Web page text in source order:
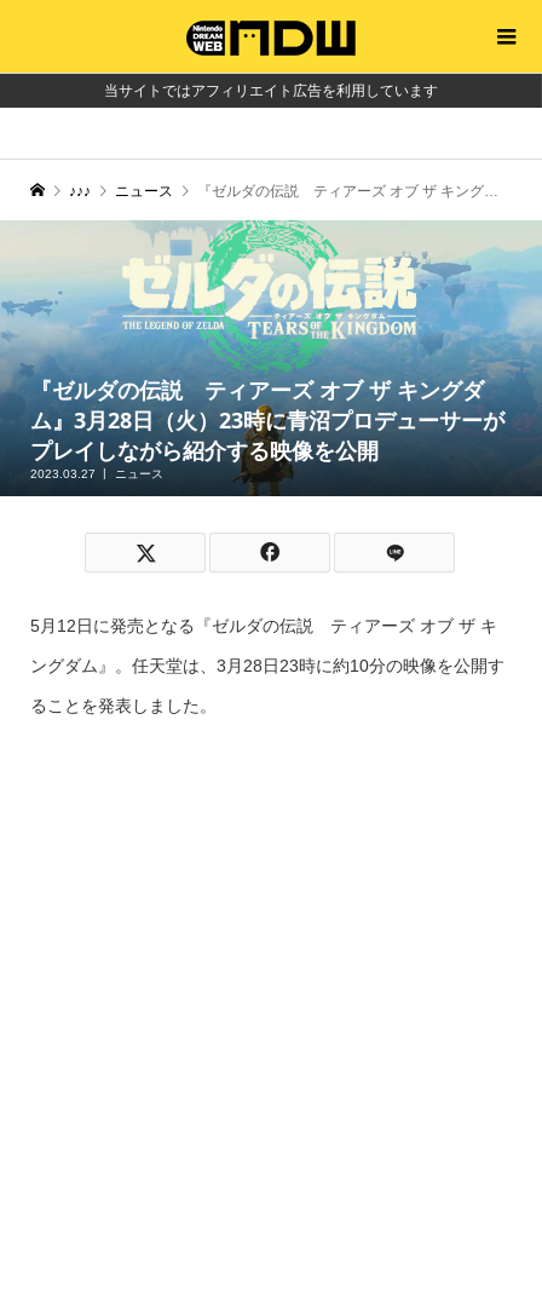
当サイトではアフィリエイト広告を利用しています
♪♪♪ ニュース 『ゼルダの伝説 ティアーズ オブ ザ キングダム』3月28日（火）23時に青沼プロデューサーがプレイしながら紹介する映像を公開
『ゼルダの伝説 ティアーズ オブ ザ キングダ
ム』3月28日（火）23時に青沼プロデューサーが
プレイしながら紹介する映像を公開
2023.03.27 ニュース
5月12日に発売となる『ゼルダの伝説 ティアーズ オブ ザ キ
ングダム』。任天堂は、3月28日23時に約10分の映像を公開す
ることを発表しました。